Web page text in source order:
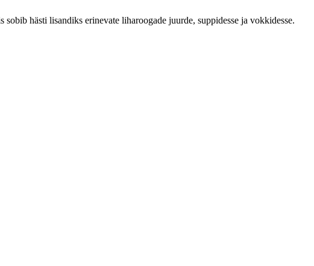
hästi lisandiks erinevate liharoogade juurde, suppidesse ja vokkidesse.